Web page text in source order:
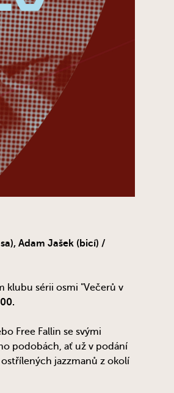
Adam Jašek (bicí) /
klubu sérii osmi "Večerů v
Free Fallin se svými
podobách, ať už v podání
jazzmanů z okolí